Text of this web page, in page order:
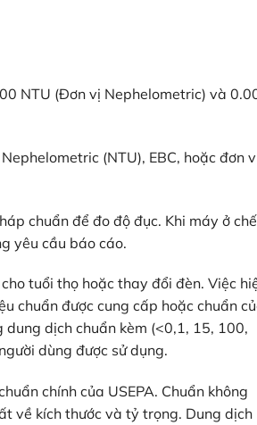
NTU (Đơn vị Nephelometric) và
(NTU), EBC, hoặc đơn
chuẩn để đo độ đục. Khi máy ở chế
yêu cầu báo cáo.
tuổi thọ hoặc thay đổi đèn. Việc
chuẩn được cung cấp hoặc chuẩn
dịch chuẩn kèm (<0,1, 15, 100,
dùng được sử dụng.
chính của USEPA. Chuẩn không
về kích thước và tỷ trọng. Dung dịch